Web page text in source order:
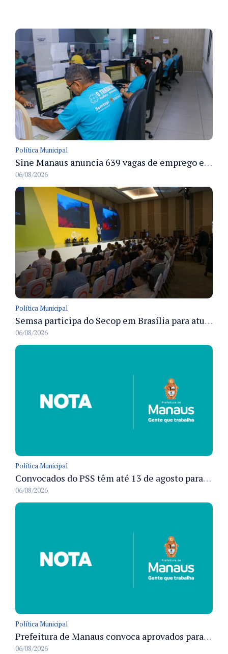
Política Municipal
Sine Manaus anuncia 639 vagas de emprego e atendimento presencial nesta sexta 7/8
06/08/2026
Política Municipal
Semsa participa do Secop em Brasília para atualizar tecnologia e modernizar gestão pública
06/08/2026
Política Municipal
Convocados do PSS têm até 13 de agosto para cumprir pré-admissionais para vacinação antirrábica animal em Manaus
06/08/2026
Política Municipal
Prefeitura de Manaus convoca aprovados para Campanha de Vacinação Antirrábica Animal e fixa prazo para pré-admissão
06/08/2026